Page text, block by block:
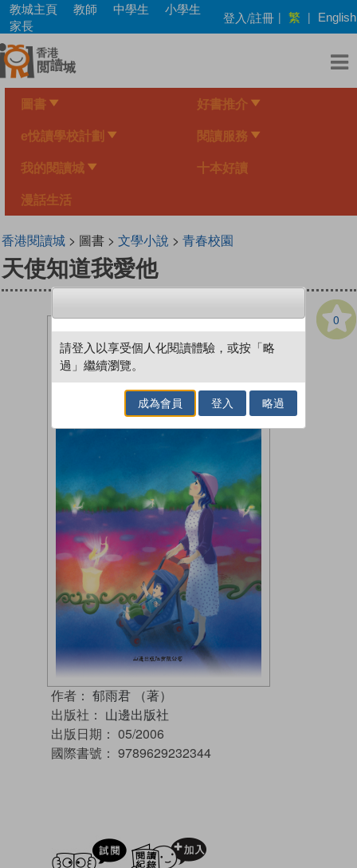
Skip
main
content
教城主頁 教師 中學生
小學生
家長
登入/註冊 | 繁 | English
圖書 好書推介
e悅讀學校計劃 閱讀服務
我的閱讀城 十本好讀
漫話生活
香港閱讀城> 圖書 > 文學小說 > 青春校園
天使知道我愛他
0
作者： 郁雨君 （著）
出版社： 山邊出版社
出版日期： 05/2006
國際書號： 9789629232344
試閲
請登入以享受個人化閱讀體驗，或按「略
過」繼續瀏覽。
成為會員 登入 略過